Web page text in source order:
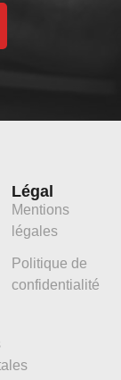
Légal
Mentions
légales
Politique de
confidentialité